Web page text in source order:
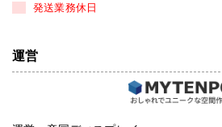
発送業務休日
運営